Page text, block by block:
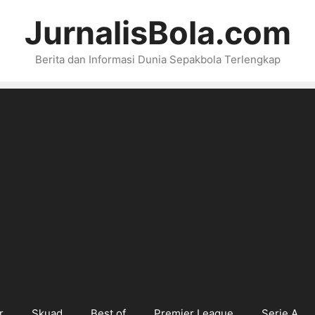
JurnalisBola.com
Berita dan Informasi Dunia Sepakbola Terlengkap